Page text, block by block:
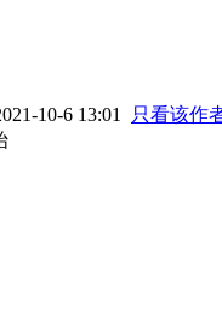
10-6 13:01
只看该作